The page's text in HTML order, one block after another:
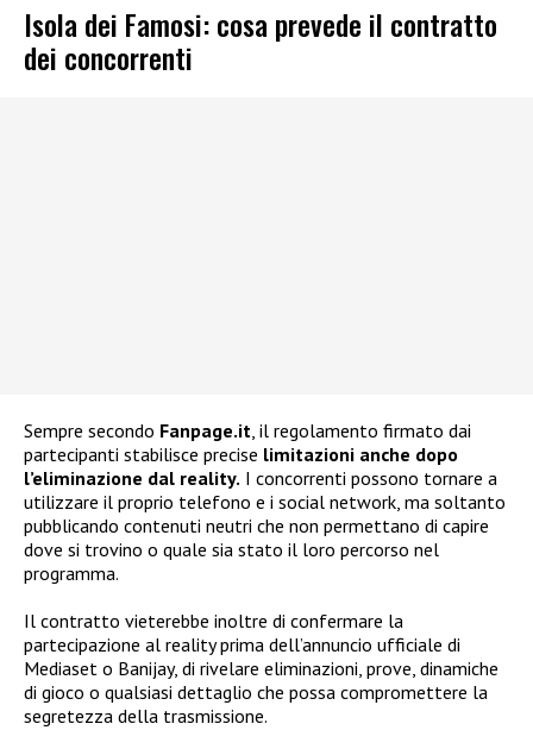
Isola dei Famosi: cosa prevede il contratto
dei concorrenti
Sempre secondo Fanpage.it , il regolamento firmato dai
partecipanti stabilisce precise limitazioni anche dopo
l’eliminazione dal reality. I concorrenti possono tornare a
utilizzare il proprio telefono e i social network, ma soltanto
pubblicando contenuti neutri che non permettano di capire
dove si trovino o quale sia stato il loro percorso nel
programma.
Il contratto vieterebbe inoltre di confermare la
partecipazione al reality prima dell’annuncio ufficiale di
Mediaset o Banijay, di rivelare eliminazioni, prove, dinamiche
di gioco o qualsiasi dettaglio che possa compromettere la
segretezza della trasmissione.